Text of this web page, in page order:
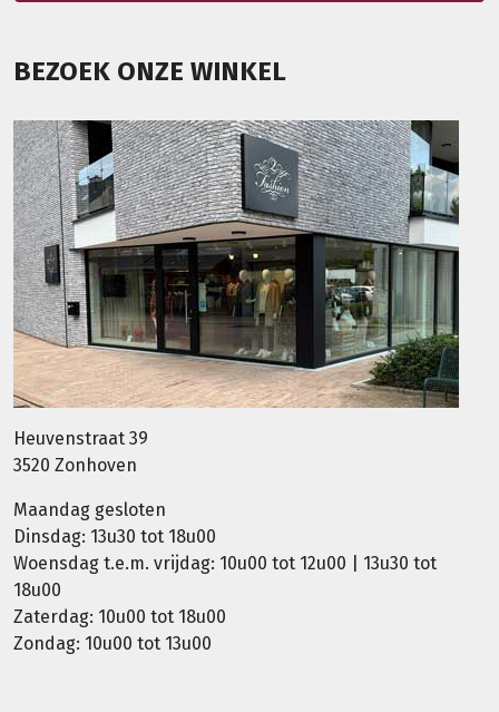
BEZOEK ONZE WINKEL
Heuvenstraat 39
3520 Zonhoven
Maandag gesloten
Dinsdag: 13u30 tot 18u00
Woensdag t.e.m. vrijdag: 10u00 tot 12u00 | 13u30 tot
18u00
Zaterdag: 10u00 tot 18u00
Zondag: 10u00 tot 13u00